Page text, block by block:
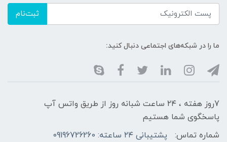
ثبت‌نام
ما را در شبکه‌های اجتماعی دنبال کنید:
7روز هفته ، ۲۴ ساعت شبانه‌ روز از طریق واتس آپ
پاسخگوی شما هستیم
شماره تماس:
پشتیبانی ۲۴ ساعته: 09196726260